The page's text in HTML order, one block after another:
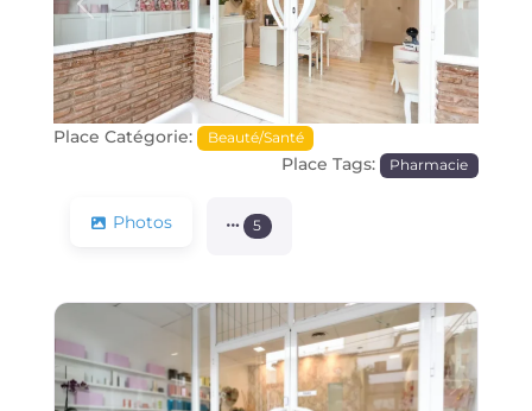
Précédente Prochaine
Place Catégorie: Beauté/Santé
Place Tags: Pharmacie
Photos 5